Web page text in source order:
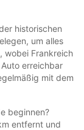
historischen
um alles
wobei Frankreich
erreichbar
mit dem
beginnen?
entfernt und